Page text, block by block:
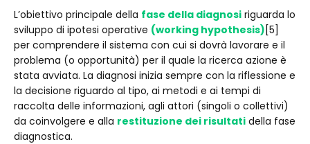
L’obiettivo principale della fase della diagnosi riguarda lo
sviluppo di ipotesi operative (working hypothesis) [5]
per comprendere il sistema con cui si dovrà lavorare e il
problema (o opportunità) per il quale la ricerca azione è
stata avviata. La diagnosi inizia sempre con la riflessione e
la decisione riguardo al tipo, ai metodi e ai tempi di
raccolta delle informazioni, agli attori (singoli o collettivi)
da coinvolgere e alla restituzione dei risultati della fase
diagnostica.